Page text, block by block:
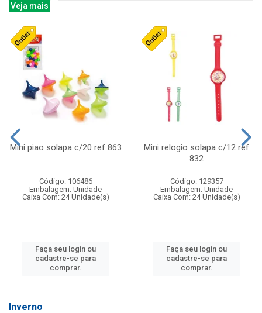
Veja mais
Mini piao solapa c/20 ref 863
Código: 106486
Embalagem: Unidade
Caixa Com: 24 Unidade(s)
Faça seu login ou
cadastre-se para
comprar.
Mini relogio solapa c/12 ref
832
Código: 129357
Embalagem: Unidade
Caixa Com: 24 Unidade(s)
Faça seu login ou
cadastre-se para
comprar.
Inverno